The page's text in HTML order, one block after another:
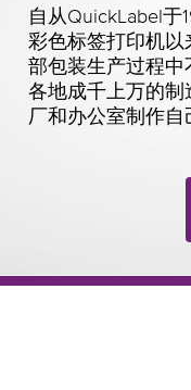
自从QuickLabel于
彩色标签打印机以
部包装生产过程中
各地成千上万的制
厂和办公室制作自